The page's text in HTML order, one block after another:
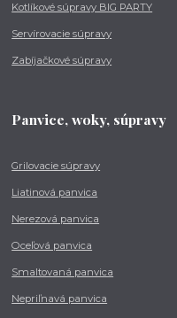
Kotlíkové súpravy BIG PARTY
Servírovacie súpravy
Zabíjačkové súpravy
Panvice, woky, súpravy
Grilovacie súpravy
Liatinová panvica
Nerezová panvica
Oceľová panvica
Smaltovaná panvica
Nepriľnavá panvica